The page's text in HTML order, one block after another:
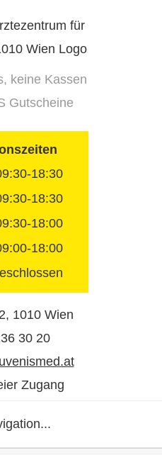
18:30
18:30
18:00
18:00
1010 Wien
30 20
Zugang
keine Kassen
Gutscheine